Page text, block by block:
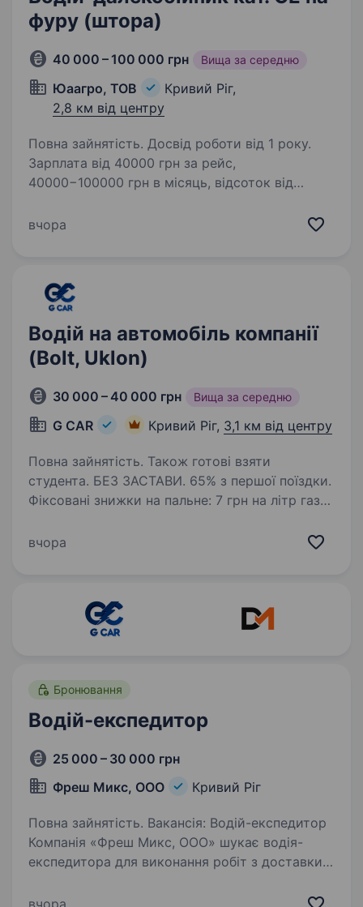
фуру (штора)
40 000 – 100 000 грн Вища за середню
Юаагро, ТОВ
Кривий Ріг,
2,8 км від центру
Повна зайнятість. Досвід роботи від 1 року.
Зарплата від 40000 грн за рейс,
40000−100000 грн в місяць, відсоток від
Бронювання Телефонуйте Андрій 0672380389
вчора
Водій на автомобіль компанії
(Bolt, Uklon)
30 000 – 40 000 грн Вища за середню
G CAR Кривий Ріг, 3,1 км від центру
Повна зайнятість. Також готові взяти
студента. БЕЗ ЗАСТАВИ. 65% з першої поїздки.
Фіксовані знижки на пальне: 7 грн на літр газу і
ОДИН водій на авто.​​ Автопарк «G CAR» шукає
вчора
Бронювання
Водій-експедитор
25 000 – 30 000 грн
Фреш Микс, ООО
Кривий Ріг
Повна зайнятість. Вакансія: Водій-експедитор
Компанія «Фреш Микс, ООО» шукає водія-
експедитора для виконання робіт з доставки
торгівельною компанією, яка спеціалізується
вчора